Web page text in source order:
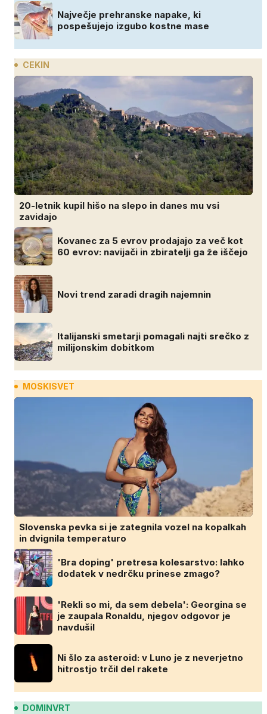
Največje prehranske napake, ki
pospešujejo izgubo kostne mase
CEKIN
20-letnik kupil hišo na slepo in danes mu vsi
zavidajo
Kovanec za 5 evrov prodajajo za več kot
60 evrov: navijači in zbiratelji ga že iščejo
Novi trend zaradi dragih najemnin
Italijanski smetarji pomagali najti srečko z
milijonskim dobitkom
MOSKISVET
Slovenska pevka si je zategnila vozel na kopalkah
in dvignila temperaturo
'Bra doping' pretresa kolesarstvo: lahko
dodatek v nedrčku prinese zmago?
'Rekli so mi, da sem debela': Georgina se
je zaupala Ronaldu, njegov odgovor je
navdušil
Ni šlo za asteroid: v Luno je z neverjetno
hitrostjo trčil del rakete
DOMINVRT